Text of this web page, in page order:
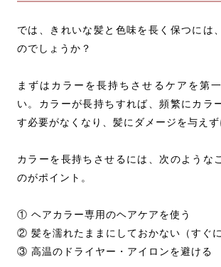
では、きれいな髪と色味を長く保つには
のでしょうか？
まずはカラーを長持ちさせるケアを第
い。カラーが長持ちすれば、頻繁にカラ
す必要がなくなり、髪にダメージを与えず
カラーを長持ちさせるには、次のような
のがポイント。
① ヘアカラー専用のヘアケアを使う
② 髪を濡れたままにしておかない（すぐに
③ 高温のドライヤー・アイロンを避ける